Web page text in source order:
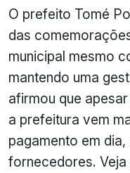
O prefeito Tomé
das
municipal mesmo
mantendo uma
afirmou que
a prefeitura vem
pagamento em
fornecedores.